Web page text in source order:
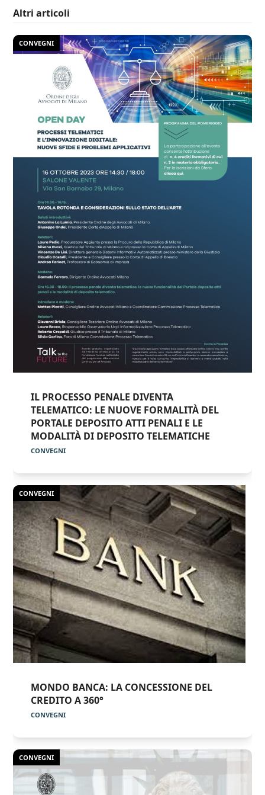
Altri articoli
CONVEGNI
IL PROCESSO PENALE DIVENTA
TELEMATICO: LE NUOVE FORMALITÀ DEL
PORTALE DEPOSITO ATTI PENALI E LE
MODALITÀ DI DEPOSITO TELEMATICHE
CONVEGNI
CONVEGNI
MONDO BANCA: LA CONCESSIONE DEL
CREDITO A 360°
CONVEGNI
CONVEGNI